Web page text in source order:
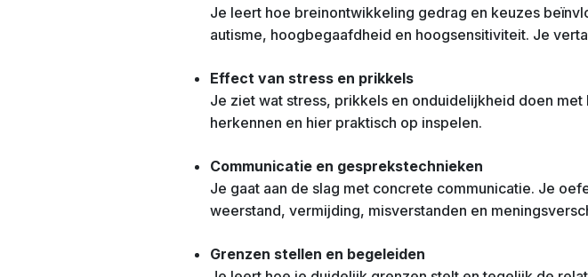
Je leert hoe breinontwikkeling gedrag en keuzes
autisme, hoogbegaafdheid en hoogsensitiviteit. Je
Effect van stress en prikkels
Je ziet wat stress, prikkels en onduidelijkheid doen
herkennen en hier praktisch op inspelen.
Communicatie en gesprekstechnieken
Je gaat aan de slag met concrete communicatie. Je
weerstand, vermijding, misverstanden en
Grenzen stellen en begeleiden